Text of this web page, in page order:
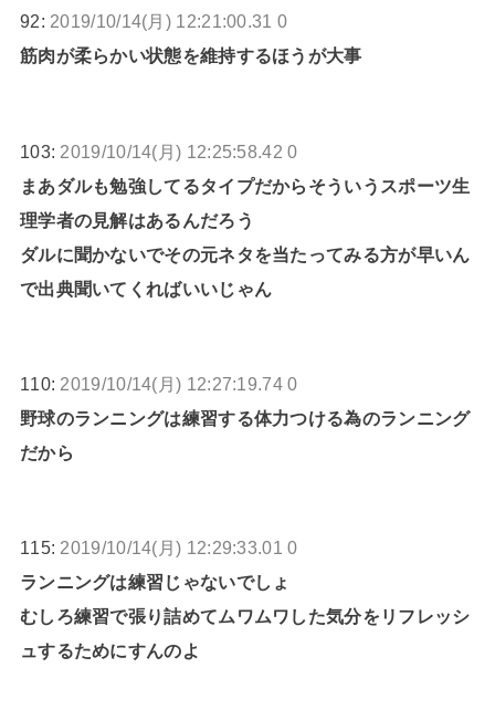
92: 2019/10/14(月) 12:21:00.31 0
筋肉が柔らかい状態を維持するほうが大事
103: 2019/10/14(月) 12:25:58.42 0
まあダルも勉強してるタイプだからそういうスポーツ生
理学者の見解はあるんだろう
ダルに聞かないでその元ネタを当たってみる方が早いん
で出典聞いてくればいいじゃん
110: 2019/10/14(月) 12:27:19.74 0
野球のランニングは練習する体力つける為のランニング
だから
115: 2019/10/14(月) 12:29:33.01 0
ランニングは練習じゃないでしょ
むしろ練習で張り詰めてムワムワした気分をリフレッシ
ュするためにすんのよ